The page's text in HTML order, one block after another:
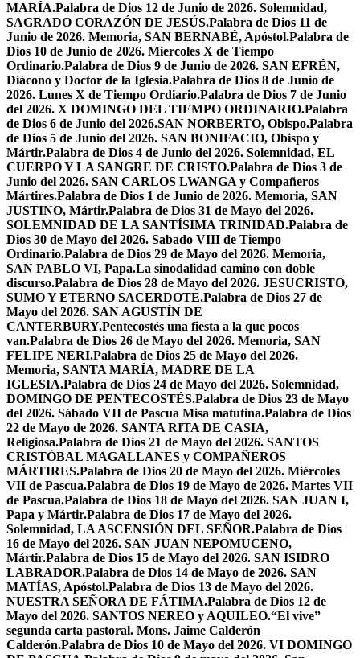
MARÍA.Palabra de Dios 12 de Junio de 2026. Solemnidad,
SAGRADO CORAZÓN DE JESÚS.Palabra de Dios 11 de
Junio de 2026. Memoria, SAN BERNABÉ, Apóstol.Palabra de
Dios 10 de Junio de 2026. Miercoles X de Tiempo
Ordinario.Palabra de Dios 9 de Junio de 2026. SAN EFRÉN,
Diácono y Doctor de la Iglesia.Palabra de Dios 8 de Junio de
2026. Lunes X de Tiempo Ordiario.Palabra de Dios 7 de Junio
del 2026. X DOMINGO DEL TIEMPO ORDINARIO.Palabra
de Dios 6 de Junio del 2026.SAN NORBERTO, Obispo.Palabra
de Dios 5 de Junio del 2026. SAN BONIFACIO, Obispo y
Mártir.Palabra de Dios 4 de Junio del 2026. Solemnidad, EL
CUERPO Y LA SANGRE DE CRISTO.Palabra de Dios 3 de
Junio del 2026. SAN CARLOS LWANGA y Compañeros
Mártires.Palabra de Dios 1 de Junio de 2026. Memoria, SAN
JUSTINO, Mártir.Palabra de Dios 31 de Mayo del 2026.
SOLEMNIDAD DE LA SANTÍSIMA TRINIDAD.Palabra de
Dios 30 de Mayo del 2026. Sabado VIII de Tiempo
Ordinario.Palabra de Dios 29 de Mayo del 2026. Memoria,
SAN PABLO VI, Papa.La sinodalidad camino con doble
discurso.Palabra de Dios 28 de Mayo del 2026. JESUCRISTO,
SUMO Y ETERNO SACERDOTE.Palabra de Dios 27 de
Mayo del 2026. SAN AGUSTÍN DE
CANTERBURY.Pentecostés una fiesta a la que pocos
van.Palabra de Dios 26 de Mayo del 2026. Memoria, SAN
FELIPE NERI.Palabra de Dios 25 de Mayo del 2026.
Memoria, SANTA MARÍA, MADRE DE LA
IGLESIA.Palabra de Dios 24 de Mayo del 2026. Solemnidad,
DOMINGO DE PENTECOSTÉS.Palabra de Dios 23 de Mayo
del 2026. Sábado VII de Pascua Misa matutina.Palabra de Dios
22 de Mayo de 2026. SANTA RITA DE CASIA,
Religiosa.Palabra de Dios 21 de Mayo del 2026. SANTOS
CRISTÓBAL MAGALLANES y COMPAÑEROS
MÁRTIRES.Palabra de Dios 20 de Mayo del 2026. Miércoles
VII de Pascua.Palabra de Dios 19 de Mayo de 2026. Martes VII
de Pascua.Palabra de Dios 18 de Mayo del 2026. SAN JUAN I,
Papa y Mártir.Palabra de Dios 17 de Mayo del 2026.
Solemnidad, LA ASCENSIÓN DEL SEÑOR.Palabra de Dios
16 de Mayo del 2026. SAN JUAN NEPOMUCENO,
Mártir.Palabra de Dios 15 de Mayo del 2026. SAN ISIDRO
LABRADOR.Palabra de Dios 14 de Mayo de 2026. SAN
MATÍAS, Apóstol.Palabra de Dios 13 de Mayo del 2026.
NUESTRA SEÑORA DE FÁTIMA.Palabra de Dios 12 de
Mayo del 2026. SANTOS NEREO y AQUILEO.“El vive”
segunda carta pastoral. Mons. Jaime Calderón
Calderón.Palabra de Dios 10 de Mayo del 2026. VI DOMINGO